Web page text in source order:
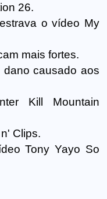
26.
o vídeo My
mais fortes.
dano causado aos
Kill Mountain
Clips.
Tony Yayo So